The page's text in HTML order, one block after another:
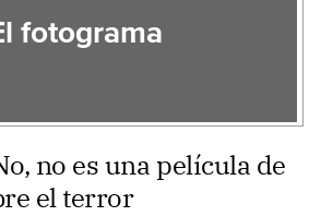
fotograma
no es una película de
el terror